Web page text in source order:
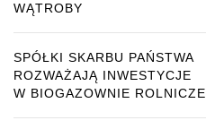
WĄTROBY
SPÓŁKI SKARBU PAŃSTWA
ROZWAŻAJĄ INWESTYCJE
W BIOGAZOWNIE ROLNICZE